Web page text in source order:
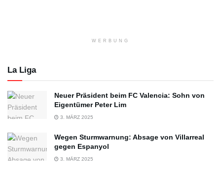
WERBUNG
La Liga
Neuer Präsident beim FC Valencia: Sohn von
Eigentümer Peter Lim
3. MÄRZ 2025
Wegen Sturmwarnung: Absage von Villarreal
gegen Espanyol
3. MÄRZ 2025